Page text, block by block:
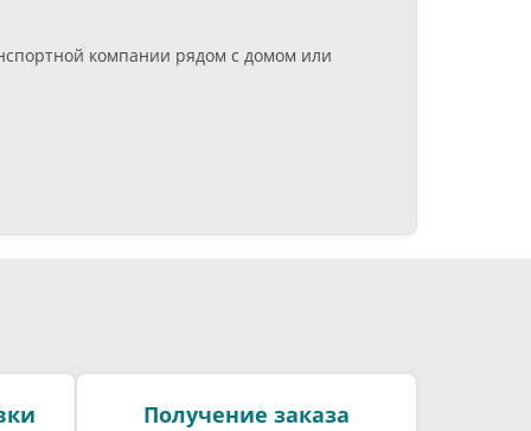
компании рядом с домом или
Получение заказа